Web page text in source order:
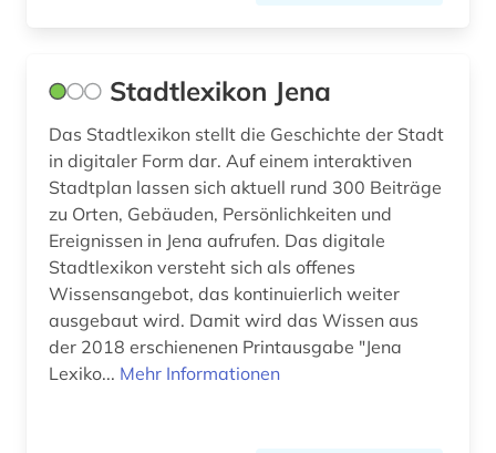
amerika (31)
amerika + schwarze (1)
amerikanische geschichte (7)
amerikanische revolution (1)
amerikanischer bürgerkrieg (1)
amerikanistik (2)
amman (1)
Schweiz (38)
Serbien (11)
Skandinavien (10)
Slowakei (20)
Slowenien (11)
Spanien (16)
Suedamerika (37)
Stadtlexikon Jena
Das Stadtlexikon stellt die Geschichte der Stadt
in digitaler Form dar. Auf einem interaktiven
Stadtplan lassen sich aktuell rund 300 Beiträge
zu Orten, Gebäuden, Persönlichkeiten und
Ereignissen in Jena aufrufen. Das digitale
Stadtlexikon versteht sich als offenes
Wissensangebot, das kontinuierlich weiter
ausgebaut wird. Damit wird das Wissen aus
der 2018 erschienenen Printausgabe "Jena
Lexiko... Mehr Informationen